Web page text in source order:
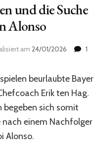
und die Suche
Alonso
am 24/01/2026
1
beurlaubte Bayer
Erik ten Hag.
begeben sich somit
einem Nachfolger
Alonso.